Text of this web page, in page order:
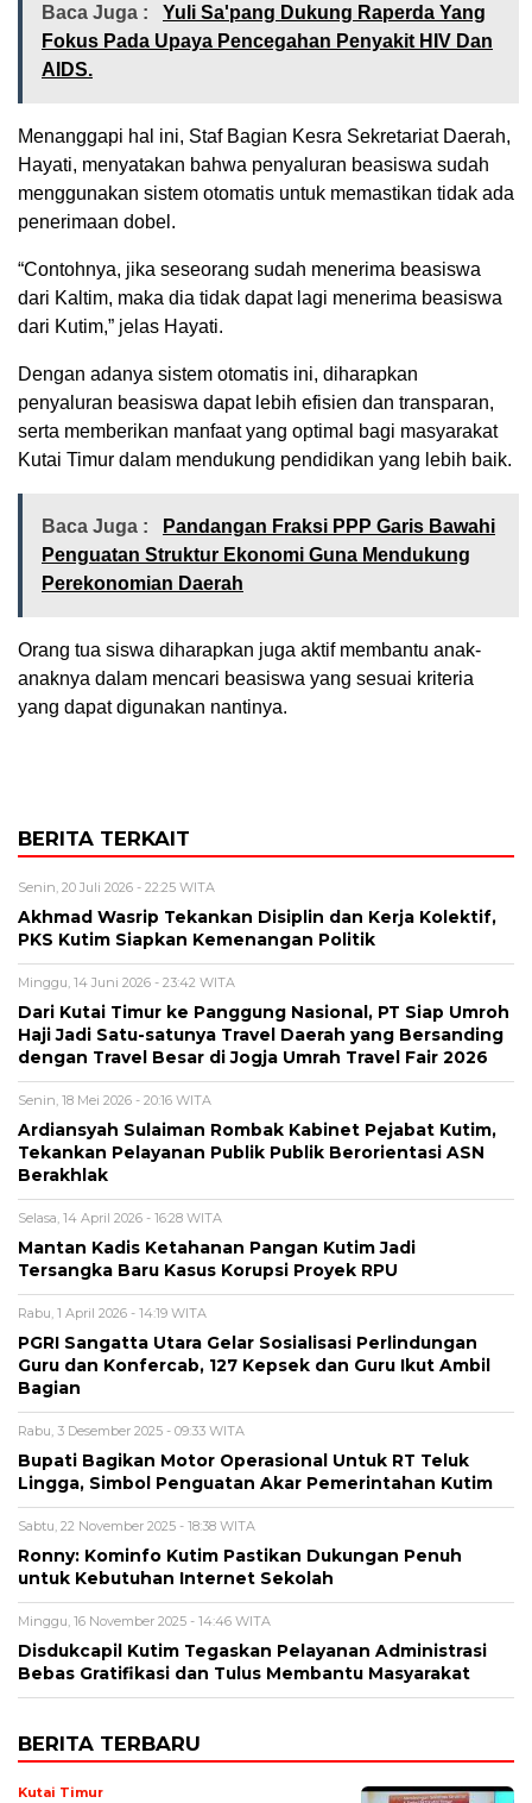
Baca Juga :
Yuli Sa'pang Dukung Raperda Yang
Fokus Pada Upaya Pencegahan Penyakit HIV Dan
AIDS.
Menanggapi hal ini, Staf Bagian Kesra Sekretariat Daerah,
Hayati, menyatakan bahwa penyaluran beasiswa sudah
menggunakan sistem otomatis untuk memastikan tidak ada
penerimaan dobel.
“Contohnya, jika seseorang sudah menerima beasiswa
dari Kaltim, maka dia tidak dapat lagi menerima beasiswa
dari Kutim,” jelas Hayati.
Dengan adanya sistem otomatis ini, diharapkan
penyaluran beasiswa dapat lebih efisien dan transparan,
serta memberikan manfaat yang optimal bagi masyarakat
Kutai Timur dalam mendukung pendidikan yang lebih baik.
Baca Juga :
Pandangan Fraksi PPP Garis Bawahi
Penguatan Struktur Ekonomi Guna Mendukung
Perekonomian Daerah
Orang tua siswa diharapkan juga aktif membantu anak-
anaknya dalam mencari beasiswa yang sesuai kriteria
yang dapat digunakan nantinya.
BERITA TERKAIT
Senin, 20 Juli 2026 - 22:25 WITA
Akhmad Wasrip Tekankan Disiplin dan Kerja Kolektif,
PKS Kutim Siapkan Kemenangan Politik
Minggu, 14 Juni 2026 - 23:42 WITA
Dari Kutai Timur ke Panggung Nasional, PT Siap Umroh
Haji Jadi Satu-satunya Travel Daerah yang Bersanding
dengan Travel Besar di Jogja Umrah Travel Fair 2026
Senin, 18 Mei 2026 - 20:16 WITA
Ardiansyah Sulaiman Rombak Kabinet Pejabat Kutim,
Tekankan Pelayanan Publik Publik Berorientasi ASN
Berakhlak
Selasa, 14 April 2026 - 16:28 WITA
Mantan Kadis Ketahanan Pangan Kutim Jadi
Tersangka Baru Kasus Korupsi Proyek RPU
Rabu, 1 April 2026 - 14:19 WITA
PGRI Sangatta Utara Gelar Sosialisasi Perlindungan
Guru dan Konfercab, 127 Kepsek dan Guru Ikut Ambil
Bagian
Rabu, 3 Desember 2025 - 09:33 WITA
Bupati Bagikan Motor Operasional Untuk RT Teluk
Lingga, Simbol Penguatan Akar Pemerintahan Kutim
Sabtu, 22 November 2025 - 18:38 WITA
Ronny: Kominfo Kutim Pastikan Dukungan Penuh
untuk Kebutuhan Internet Sekolah
Minggu, 16 November 2025 - 14:46 WITA
Disdukcapil Kutim Tegaskan Pelayanan Administrasi
Bebas Gratifikasi dan Tulus Membantu Masyarakat
BERITA TERBARU
Kutai Timur